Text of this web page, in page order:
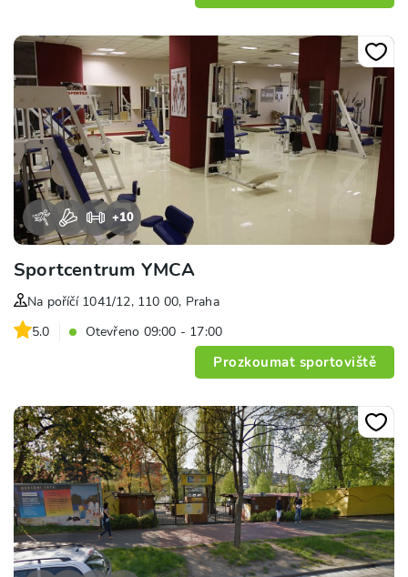
+10
Sportcentrum YMCA
Na poříčí 1041/12, 110 00, Praha
5.0
Otevřeno 09:00 - 17:00
Prozkoumat sportoviště